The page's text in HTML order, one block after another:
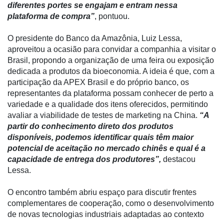
Liberali
Néctar
Tecprime
Agro
Lean
Way
Consulting
Manager
ONE
CHB
diferentes portes se engajam e entram nessa
plataforma de compra”, pontuou.
O presidente do Banco da Amazônia, Luiz Lessa,
aproveitou a ocasião para convidar a companhia a visitar o
Brasil, propondo a organização de uma feira ou exposição
dedicada a produtos da bioeconomia. A ideia é que, com a
participação da APEX Brasil e do próprio banco, os
representantes da plataforma possam conhecer de perto a
variedade e a qualidade dos itens oferecidos, permitindo
avaliar a viabilidade de testes de marketing na China. “A
partir do conhecimento direto dos produtos
disponíveis, podemos identificar quais têm maior
potencial de aceitação no mercado chinês e qual é a
capacidade de entrega dos produtores”, destacou
Lessa.
O encontro também abriu espaço para discutir frentes
complementares de cooperação, como o desenvolvimento
de novas tecnologias industriais adaptadas ao contexto